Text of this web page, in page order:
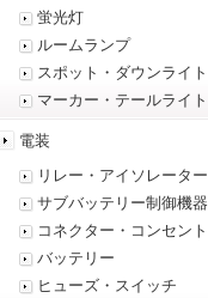
蛍光灯
ルームランプ
スポット・ダウンライト
マーカー・テールライト
電装
リレー・アイソレーター
サブバッテリー制御機器
コネクター・コンセント
バッテリー
ヒューズ・スイッチ